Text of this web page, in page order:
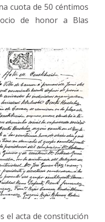
cuota de 50 céntimos
de honor a Blas
el acta de constitución